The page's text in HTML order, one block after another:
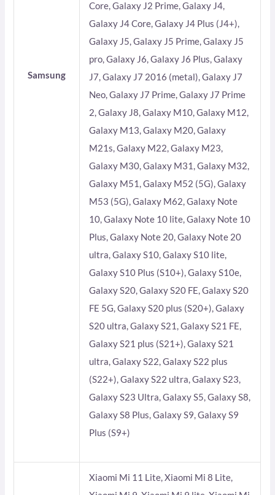
Samsung
Core, Galaxy J2 Prime, Galaxy J4,
Galaxy J4 Core, Galaxy J4 Plus (J4+),
Galaxy J5, Galaxy J5 Prime, Galaxy J5
pro, Galaxy J6, Galaxy J6 Plus, Galaxy
J7, Galaxy J7 2016 (metal), Galaxy J7
Neo, Galaxy J7 Prime, Galaxy J7 Prime
2, Galaxy J8, Galaxy M10, Galaxy M12,
Galaxy M13, Galaxy M20, Galaxy
M21s, Galaxy M22, Galaxy M23,
Galaxy M30, Galaxy M31, Galaxy M32,
Galaxy M51, Galaxy M52 (5G), Galaxy
M53 (5G), Galaxy M62, Galaxy Note
10, Galaxy Note 10 lite, Galaxy Note 10
Plus, Galaxy Note 20, Galaxy Note 20
ultra, Galaxy S10, Galaxy S10 lite,
Galaxy S10 Plus (S10+), Galaxy S10e,
Galaxy S20, Galaxy S20 FE, Galaxy S20
FE 5G, Galaxy S20 plus (S20+), Galaxy
S20 ultra, Galaxy S21, Galaxy S21 FE,
Galaxy S21 plus (S21+), Galaxy S21
ultra, Galaxy S22, Galaxy S22 plus
(S22+), Galaxy S22 ultra, Galaxy S23,
Galaxy S23 Ultra, Galaxy S5, Galaxy S8,
Galaxy S8 Plus, Galaxy S9, Galaxy S9
Plus (S9+)
Xiaomi Mi 11 Lite, Xiaomi Mi 8 Lite,